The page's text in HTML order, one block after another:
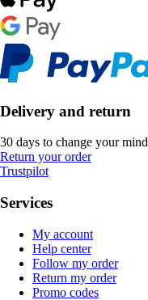
Delivery and return
30 days to change your mind
Return your order
Trustpilot
Services
My account
Help center
Follow my order
Return my order
Promo codes